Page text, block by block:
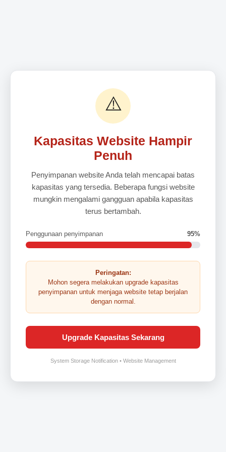
⚠️
Kapasitas Website Hampir
Penuh
Penyimpanan website Anda telah mencapai batas
kapasitas yang tersedia. Beberapa fungsi website
mungkin mengalami gangguan apabila kapasitas
terus bertambah.
Penggunaan penyimpanan 95%
Peringatan:
Mohon segera melakukan upgrade kapasitas
penyimpanan untuk menjaga website tetap berjalan
dengan normal.
Upgrade Kapasitas Sekarang
System Storage Notification • Website Management